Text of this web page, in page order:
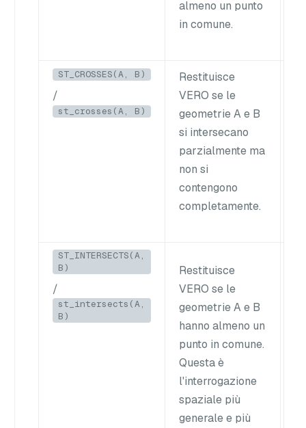
almeno un punto
in comune.
ST_CROSSES(A, B)
/
st_crosses(A, B)
Restituisce
VERO se le
geometrie A e B
si intersecano
parzialmente ma
non si
contengono
completamente.
ST_INTERSECTS(A,
B)
/
st_intersects(A,
B)
Restituisce
VERO se le
geometrie A e B
hanno almeno un
punto in comune.
Questa è
l'interrogazione
spaziale più
generale e più